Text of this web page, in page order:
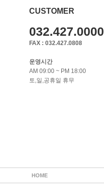
CUSTOMER
032.427.0000
FAX : 032.427.0808
운영시간
AM 09:00 ~ PM 18:00
토,일,공휴일 휴무
HOME